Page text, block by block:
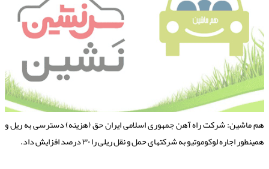
ماشین: شرکت راه آهن جمهوری اسلامی ایران حق (هزینه) دسترسی به ریل و
اجاره لوکوموتیو به شرکتهای حمل و نقل ریلی را ۳۰ درصد افزایش داد.